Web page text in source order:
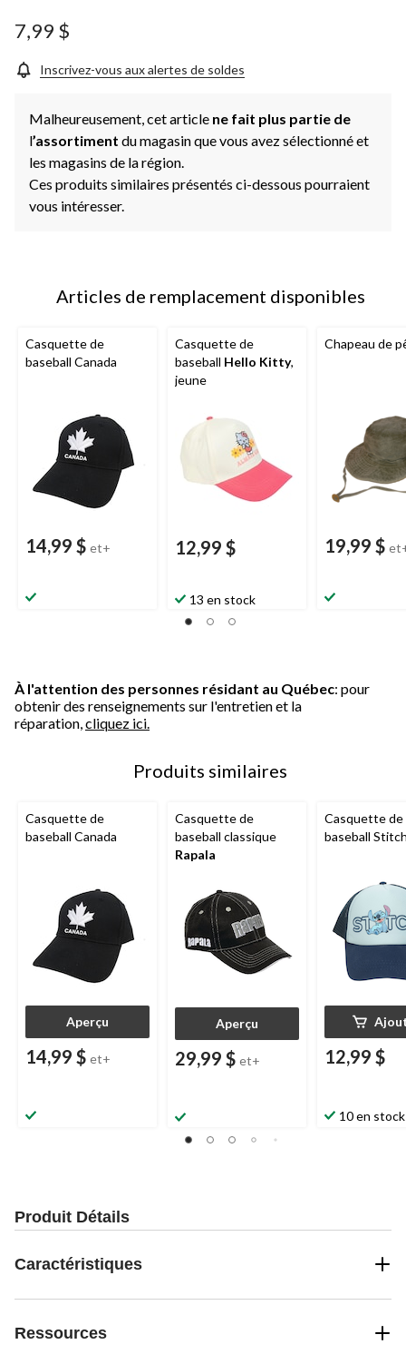
7,99 $
Inscrivez-vous aux alertes de soldes
Malheureusement, cet article ne fait plus partie de
l’assortiment du magasin que vous avez sélectionné et
les magasins de la région.
Ces produits similaires présentés ci-dessous pourraient
vous intéresser.
Articles de remplacement disponibles
Casquette de
baseball Canada
14,99 $ et+
Casquette de
baseball Hello Kitty,
jeune
12,99 $
13 en stock
Chapeau de
19,99 $
À l'attention des personnes résidant au Québec: pour
obtenir des renseignements sur l'entretien et la
réparation, cliquez ici.
Produits similaires
Casquette de
baseball Canada
Aperçu
14,99 $ et+
Casquette de
baseball classique
Rapala
Aperçu
29,99 $ et+
Casquette de
baseball
12,99 $
10 en stock
Produit Détails
Caractéristiques
Ressources